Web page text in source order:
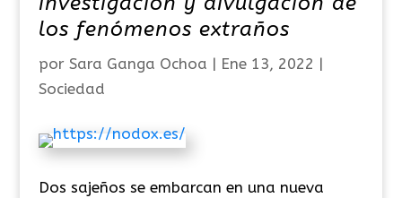
los fenómenos extraños
por Sara Ganga Ochoa | Ene 13, 2022 |
Sociedad
Dos sajeños se embarcan en una nueva